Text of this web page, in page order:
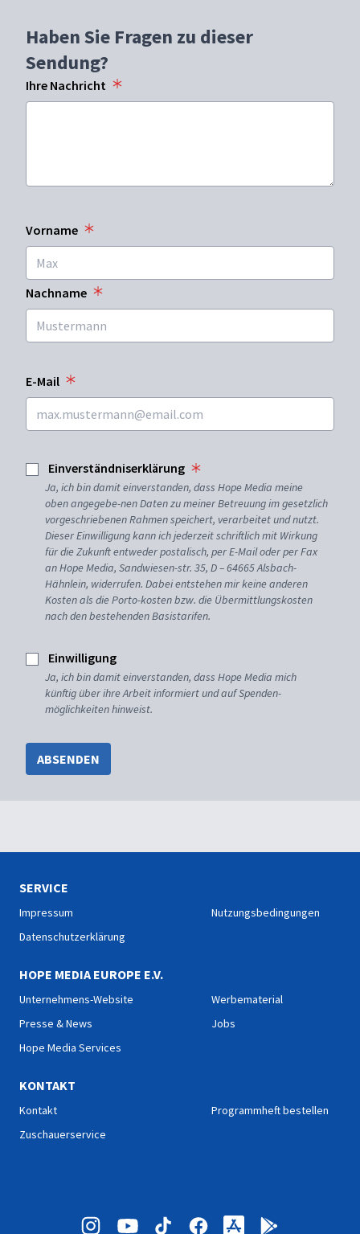
Haben Sie Fragen zu dieser
Sendung?
Ihre Nachricht
Vorname
Nachname
E-Mail
Einverständniserklärung
Ja, ich bin damit einverstanden, dass Hope Media meine
oben angegebe-nen Daten zu meiner Betreuung im gesetzlich
vorgeschriebenen Rahmen speichert, verarbeitet und nutzt.
Dieser Einwilligung kann ich jederzeit schriftlich mit Wirkung
für die Zukunft entweder postalisch, per E-Mail oder per Fax
an Hope Media, Sandwiesen-str. 35, D – 64665 Alsbach-
Hähnlein, widerrufen. Dabei entstehen mir keine anderen
Kosten als die Porto-kosten bzw. die Übermittlungskosten
nach den bestehenden Basistarifen.
Einwilligung
Ja, ich bin damit einverstanden, dass Hope Media mich
künftig über ihre Arbeit informiert und auf Spenden-
möglichkeiten hinweist.
ABSENDEN
SERVICE
Impressum
Datenschutzerklärung
Nutzungsbedingungen
HOPE MEDIA EUROPE E.V.
Unternehmens-Website
Presse & News
Hope Media Services
Werbematerial
Jobs
KONTAKT
Kontakt
Zuschauerservice
Programmheft bestellen